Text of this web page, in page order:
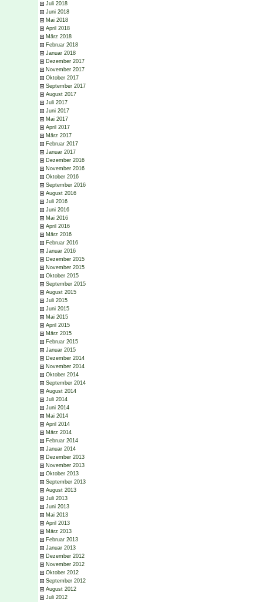
Juli 2018
Juni 2018
Mai 2018
April 2018
März 2018
Februar 2018
Januar 2018
Dezember 2017
November 2017
Oktober 2017
September 2017
August 2017
Juli 2017
Juni 2017
Mai 2017
April 2017
März 2017
Februar 2017
Januar 2017
Dezember 2016
November 2016
Oktober 2016
September 2016
August 2016
Juli 2016
Juni 2016
Mai 2016
April 2016
März 2016
Februar 2016
Januar 2016
Dezember 2015
November 2015
Oktober 2015
September 2015
August 2015
Juli 2015
Juni 2015
Mai 2015
April 2015
März 2015
Februar 2015
Januar 2015
Dezember 2014
November 2014
Oktober 2014
September 2014
August 2014
Juli 2014
Juni 2014
Mai 2014
April 2014
März 2014
Februar 2014
Januar 2014
Dezember 2013
November 2013
Oktober 2013
September 2013
August 2013
Juli 2013
Juni 2013
Mai 2013
April 2013
März 2013
Februar 2013
Januar 2013
Dezember 2012
November 2012
Oktober 2012
September 2012
August 2012
Juli 2012